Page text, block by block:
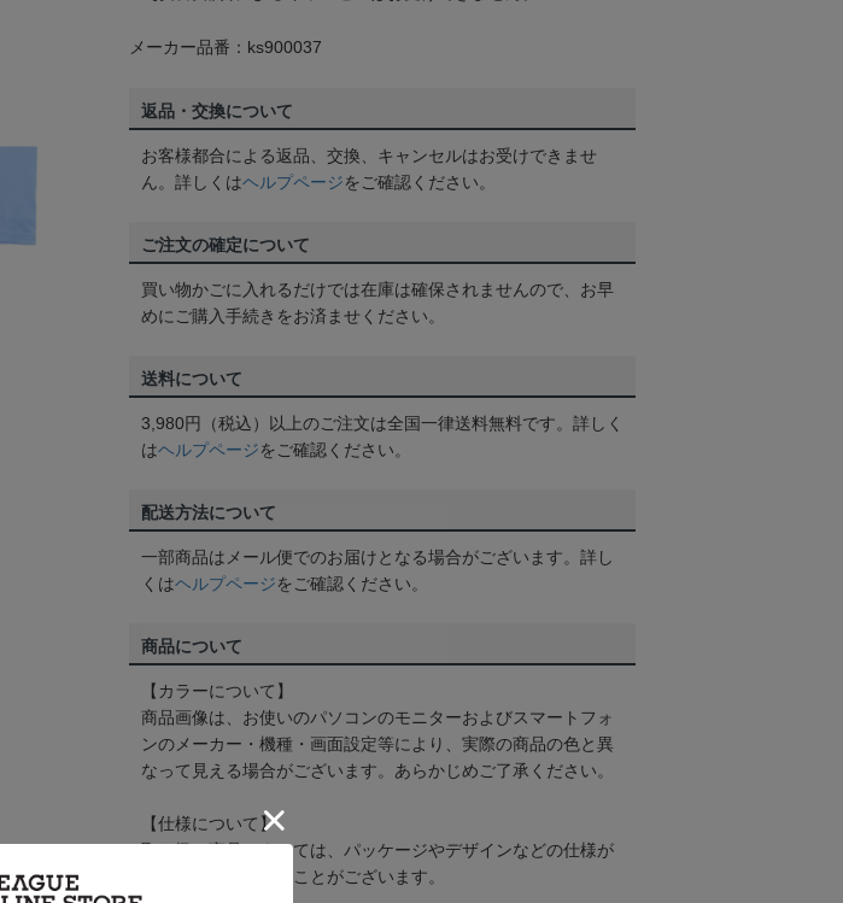
メーカー品番：ks900037
返品・交換について
お客様都合による返品、交換、キャンセルはお受けできませ
ん。詳しくはヘルプページをご確認ください。
ご注文の確定について
買い物かごに入れるだけでは在庫は確保されませんので、お早
めにご購入手続きをお済ませください。
送料について
3,980円（税込）以上のご注文は全国一律送料無料です。詳しく
はヘルプページをご確認ください。
配送方法について
一部商品はメール便でのお届けとなる場合がございます。詳し
くはヘルプページをご確認ください。
商品について
【カラーについて】
商品画像は、お使いのパソコンのモニターおよびスマートフォ
ンのメーカー・機種・画面設定等により、実際の商品の色と異
なって見える場合がございます。あらかじめご了承ください。
【仕様について】
取り扱い商品によっては、パッケージやデザインなどの仕様が
予告なく変更になることがございます。